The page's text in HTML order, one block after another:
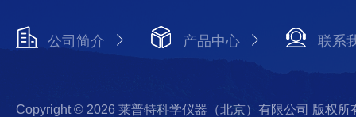
公司简介 产品中心 联系
Copyright © 2026 莱普特科学仪器（北京）有限公司 版权所